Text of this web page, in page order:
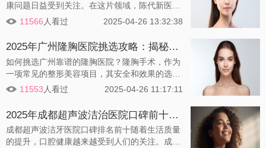
康问题日益受到关注。在这片领域，陈代新医生
以其卓越的医术和热情的服务，成为了备受赞誉
特之处呢？
2025-04-26 13:32:38
11566 人看过
2025年广州隆胸医院挑选攻略：揭秘如何甄别优质医疗机构
如何挑选广州靠谱的隆胸医院？隆胸手术，作为
一项常见的整形美容项目，其安全和效果的选择
至关重要。在广州这座繁华的大都市，众多的医
院成了许多人的难题。以下是一些挑选医院时值
得关注的因素：
2025-04-26 11:17:11
11553人看过
2025年成都超声波洁治医院口碑前十盘点！成都微笑口腔诊所，专业护理，绽放洁白笑容！
成都超声波洁牙医院口碑排名前十随着生活质量
的提升，口腔健康越来越受到人们的关注。成都